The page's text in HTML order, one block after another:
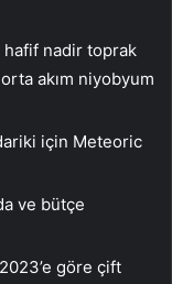
hafif nadir toprak
akım niyobyum
için Meteoric
ve bütçe
göre çift